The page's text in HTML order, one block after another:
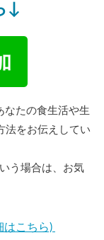
↓
なたの食生活や生
法をお伝えしてい
う場合は、お気
はこちら)